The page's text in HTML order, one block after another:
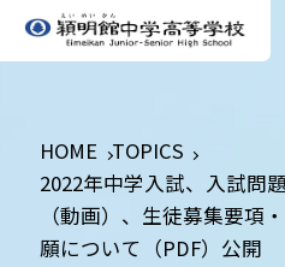
HOME TOPICS
2022年中学入試、入試問
（動画）、生徒募集要項
願について（PDF）公開